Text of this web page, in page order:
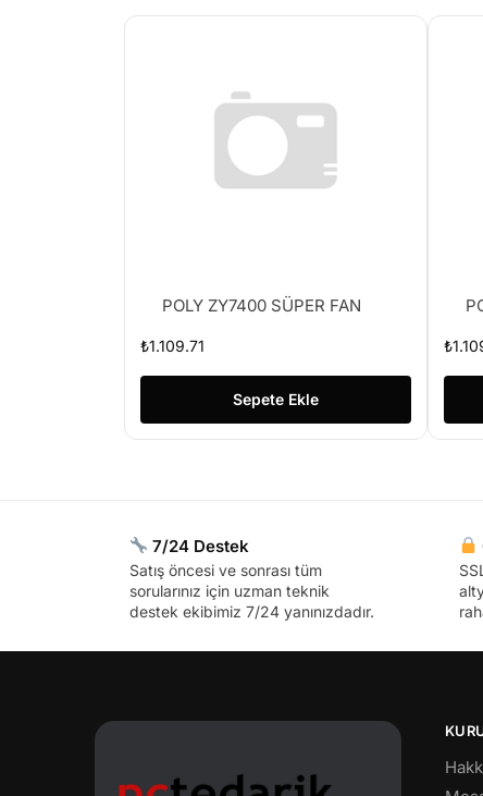
POLY ZY7400 SÜPER FAN
₺1.109.71
Sepete Ekle
₺
7/24 Destek
Satış öncesi ve sonrası tüm
sorularınız için uzman teknik
destek ekibimiz 7/24 yanınızdadır.